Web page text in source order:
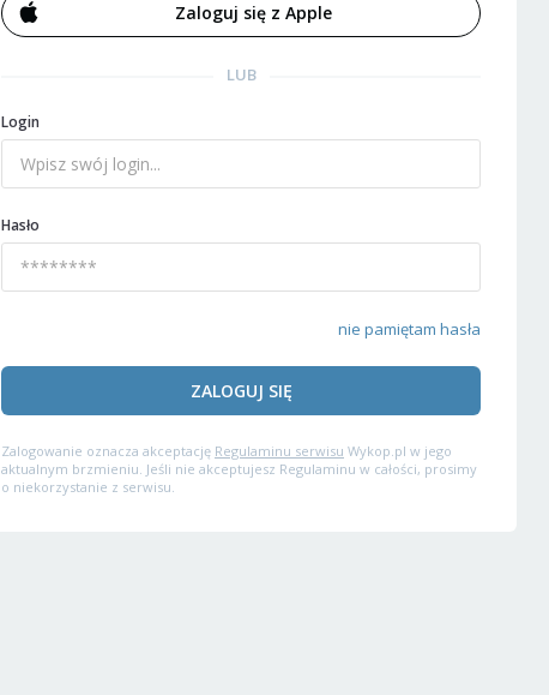
Zaloguj się z Apple
LUB
Login
Hasło
nie pamiętam hasła
ZALOGUJ SIĘ
Zalogowanie oznacza akceptację Regulaminu serwisu Wykop.pl w jego
aktualnym brzmieniu. Jeśli nie akceptujesz Regulaminu w całości, prosimy
o niekorzystanie z serwisu.